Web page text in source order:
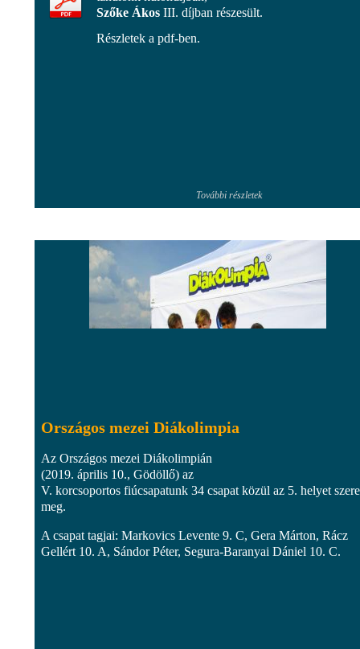
Szőke Ákos III. díjban részesült.
Részletek a pdf-ben.
További részletek
Országos mezei Diákolimpia
Az Országos mezei Diákolimpián
(2019. április 10., Gödöllő) az
V. korcsoportos fiúcsapatunk 34 csapat közül az 5. helyet
meg.
A csapat tagjai: Markovics Levente 9. C, Gera Márton, Rácz
Gellért 10. A, Sándor Péter, Segura-Baranyai Dániel 10. C.